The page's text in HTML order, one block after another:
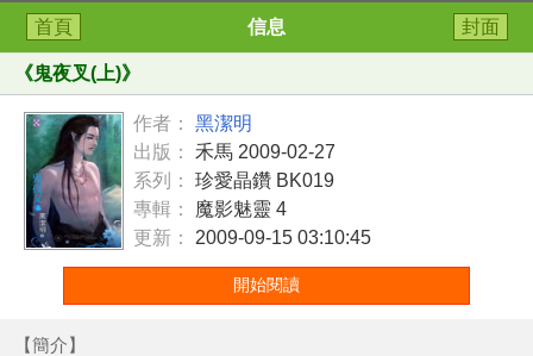
首頁 信息 封面
《鬼夜叉(上)》
作者：
黑潔明
出版：
禾馬 2009-02-27
系列：
珍愛晶鑽 BK019
專輯：
魔影魅靈 4
更新：
2009-09-15 03:10:45
開始閱讀
【簡介】